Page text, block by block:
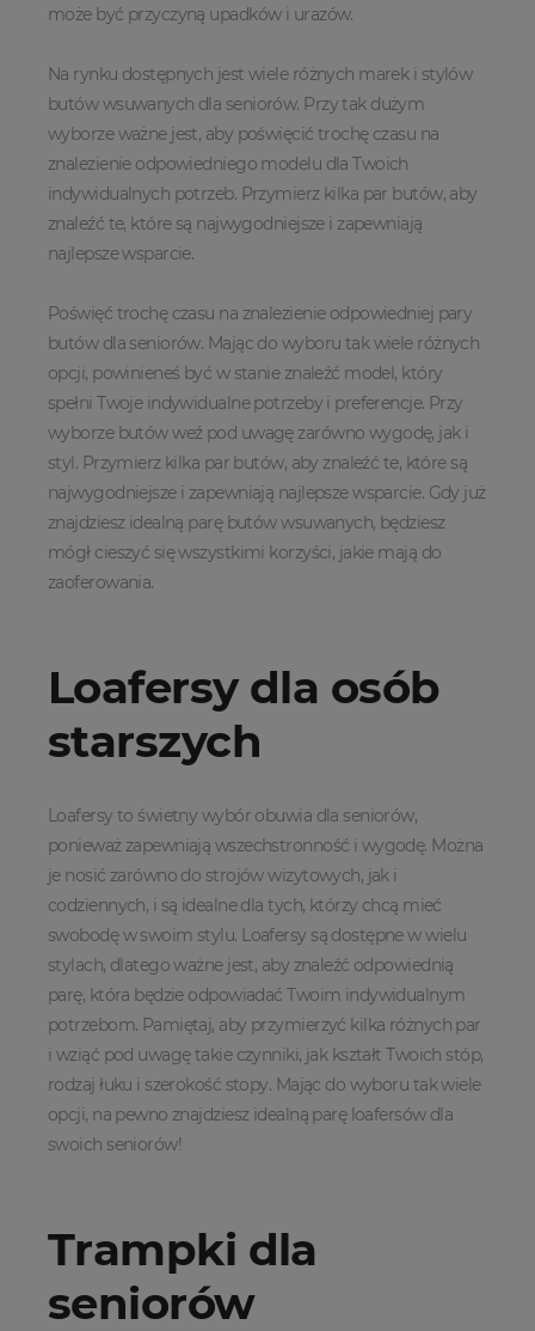
może być przyczyną upadków i urazów.
Na rynku dostępnych jest wiele różnych marek i stylów
butów wsuwanych dla seniorów. Przy tak dużym
wyborze ważne jest, aby poświęcić trochę czasu na
znalezienie odpowiedniego modelu dla Twoich
indywidualnych potrzeb. Przymierz kilka par butów, aby
znaleźć te, które są najwygodniejsze i zapewniają
najlepsze wsparcie.
Poświęć trochę czasu na znalezienie odpowiedniej pary
butów dla seniorów. Mając do wyboru tak wiele różnych
opcji, powinieneś być w stanie znaleźć model, który
spełni Twoje indywidualne potrzeby i preferencje. Przy
wyborze butów weź pod uwagę zarówno wygodę, jak i
styl. Przymierz kilka par butów, aby znaleźć te, które są
najwygodniejsze i zapewniają najlepsze wsparcie. Gdy już
znajdziesz idealną parę butów wsuwanych, będziesz
mógł cieszyć się wszystkimi korzyści, jakie mają do
zaoferowania.
Loafersy dla osób
starszych
Loafersy to świetny wybór obuwia dla seniorów,
ponieważ zapewniają wszechstronność i wygodę. Można
je nosić zarówno do strojów wizytowych, jak i
codziennych, i są idealne dla tych, którzy chcą mieć
swobodę w swoim stylu. Loafersy są dostępne w wielu
stylach, dlatego ważne jest, aby znaleźć odpowiednią
parę, która będzie odpowiadać Twoim indywidualnym
potrzebom. Pamiętaj, aby przymierzyć kilka różnych par
i wziąć pod uwagę takie czynniki, jak kształt Twoich stóp,
rodzaj łuku i szerokość stopy. Mając do wyboru tak wiele
opcji, na pewno znajdziesz idealną parę loafersów dla
swoich seniorów!
Trampki dla
seniorów